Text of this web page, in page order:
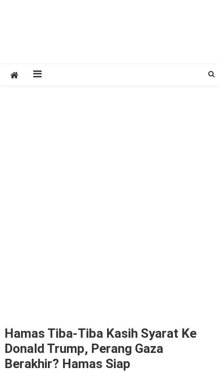
Hamas Tiba-Tiba Kasih Syarat Ke
Donald Trump, Perang Gaza
Berakhir? Hamas Siap